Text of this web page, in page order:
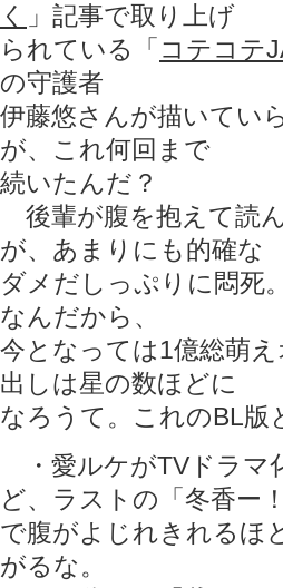
く
」記事で取り上げ
られている「 コテコテ
の守護者
伊藤悠さんが描いてい
が、これ何回まで
続いたんだ？
後輩が腹を抱えて読
が、あまりにも的確な
ダメだしっぷりに悶
なんだから、
今となっては1億総萌
出しは星の数ほどに
なろうて。これのBL版
・愛ルケがTVドラマ
ど、ラストの「冬香ー！
で腹がよじれきれるほ
がるな。